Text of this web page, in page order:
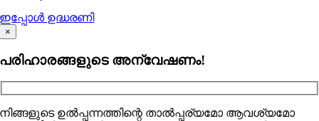
ഇപ്പോൾ ഉദ്ധരണി
×
പരിഹാരങ്ങളുടെ അന്വേഷണം!
നിങ്ങളുടെ ഉൽപ്പന്നത്തിന്റെ താൽപ്പര്യമോ ആവശ്യമോ